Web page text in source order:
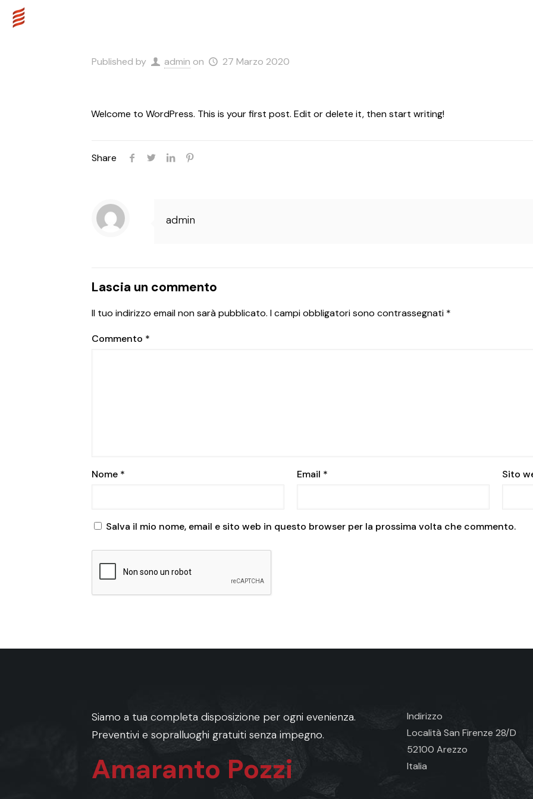
Published by admin on 27 Marzo 2020
Welcome to WordPress. This is your first post. Edit or delete it, then start writing!
Share
admin
Lascia un commento
Il tuo indirizzo email non sarà pubblicato. I campi obbligatori sono contrassegnati *
Commento *
Nome * Email * Sito
Salva il mio nome, email e sito web in questo browser per la prossima volta che commento.
Siamo a tua completa disposizione per ogni evenienza.
Preventivi e sopralluoghi gratuiti senza impegno.
Amaranto Pozzi
Indirizzo
Località San Firenze 28/D
52100 Arezzo
Italia